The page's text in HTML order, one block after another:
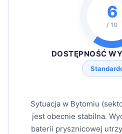
6
/ 10
DOSTĘPNOŚĆ
Sytuacja w Bytomiu
jest obecnie stabilna.
baterii prysznicowej